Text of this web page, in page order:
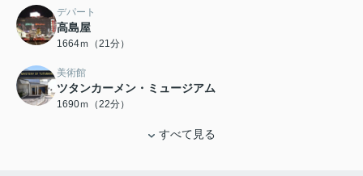
デパート
高島屋
1664ｍ（21分）
美術館
ツタンカーメン・ミュージアム
1690ｍ（22分）
すべて見る